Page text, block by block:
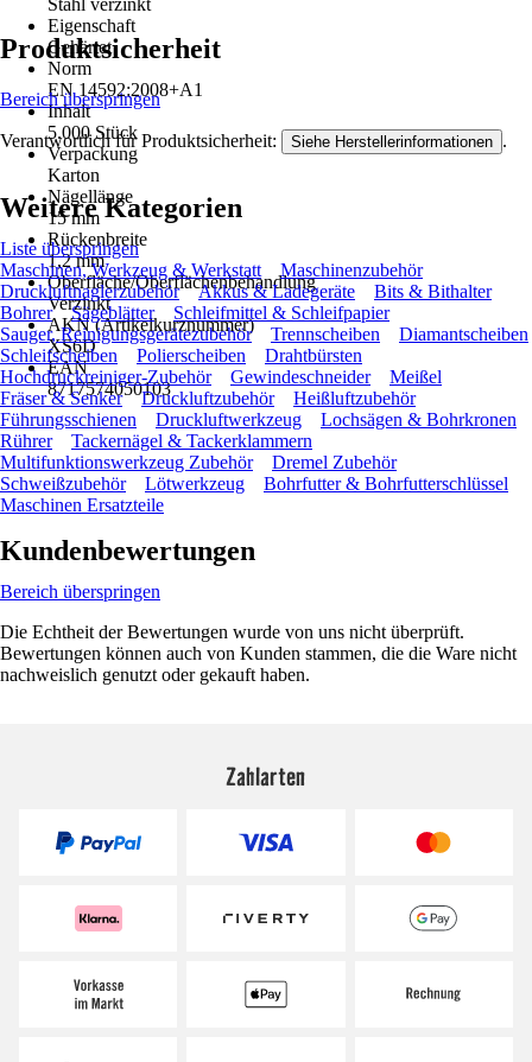
Stahl verzinkt
Eigenschaft
Gehärtet
Norm
EN 14592:2008+A1
Inhalt
5.000 Stück
Verpackung
Karton
Nägellänge
15 mm
Rückenbreite
1,2 mm
Oberfläche/Oberflächenbehandlung
Verzinkt
AKN (Artikelkurznummer)
XS6D
EAN
8717574050103
Produktsicherheit
Bereich überspringen
Verantwortlich für Produktsicherheit: Siehe Herstellerinformationen .
Weitere Kategorien
Liste überspringen
Maschinen, Werkzeug & Werkstatt
Maschinenzubehör
Druckluftnaglerzubehör
Akkus & Ladegeräte
Bits & Bithalter
Bohrer
Sägeblätter
Schleifmittel & Schleifpapier
Sauger, Reinigungsgerätezubehör
Trennscheiben
Diamantscheiben
Schleifscheiben
Polierscheiben
Drahtbürsten
Hochdruckreiniger-Zubehör
Gewindeschneider
Meißel
Fräser & Senker
Druckluftzubehör
Heißluftzubehör
Führungsschienen
Druckluftwerkzeug
Lochsägen & Bohrkronen
Rührer
Tackernägel & Tackerklammern
Multifunktionswerkzeug Zubehör
Dremel Zubehör
Schweißzubehör
Lötwerkzeug
Bohrfutter & Bohrfutterschlüssel
Maschinen Ersatzteile
Kundenbewertungen
Bereich überspringen
Die Echtheit der Bewertungen wurde von uns nicht überprüft.
Bewertungen können auch von Kunden stammen, die die Ware nicht
nachweislich genutzt oder gekauft haben.
Zahlarten